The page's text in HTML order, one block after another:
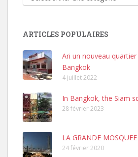
et
Asie
ARTICLES POPULAIRES
Ari un nouveau
Bangkok
4 juillet 2022
In Bangkok, the Siam
28 février 2023
LA GRANDE MOSQUEE
24 février 2020